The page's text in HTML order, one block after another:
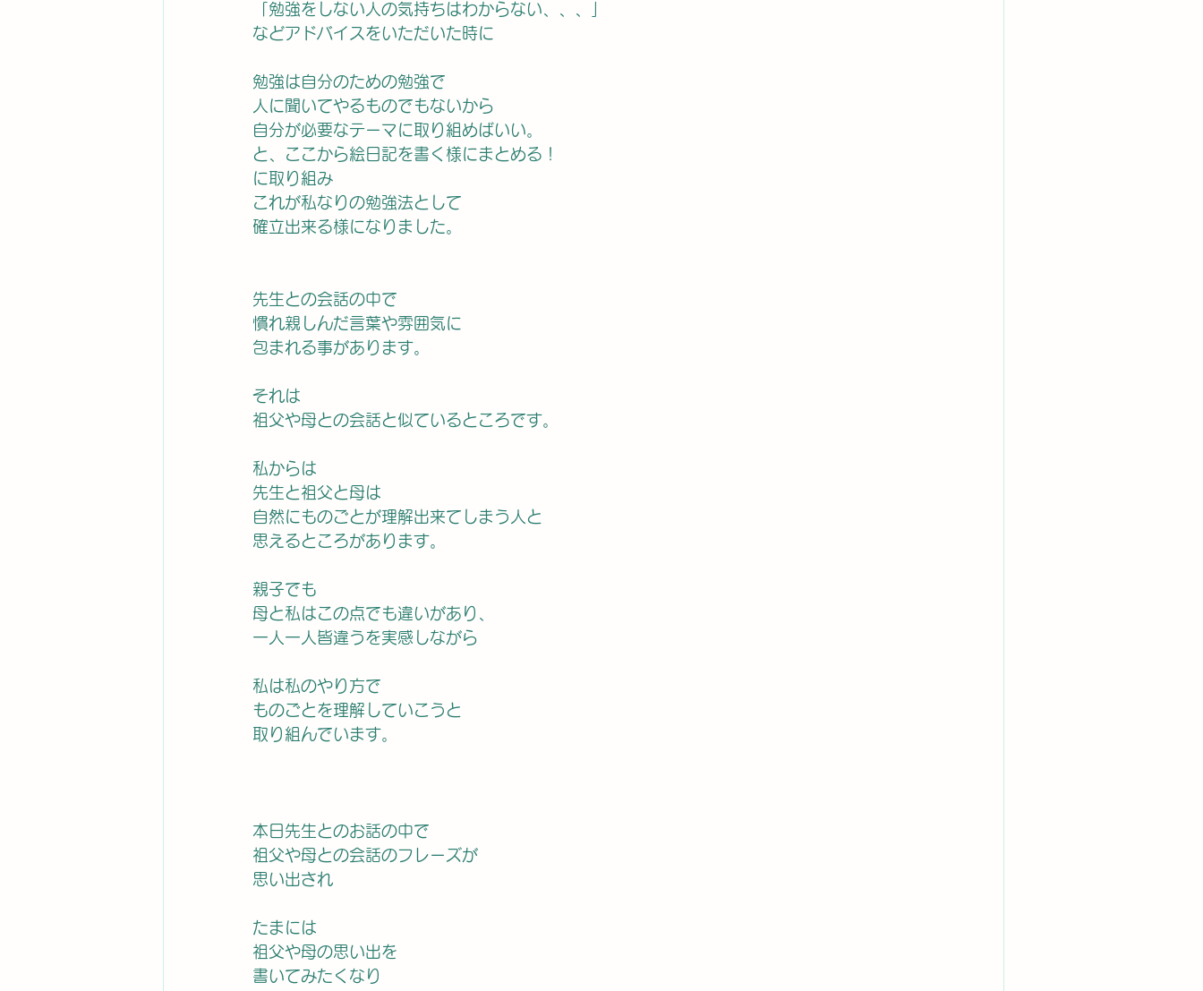
「勉強をしない人の気持ちはわからない、、、」
などアドバイスをいただいた時に
勉強は自分のための勉強で
人に聞いてやるものでもないから
自分が必要なテーマに取り組めばいい。
と、ここから絵日記を書く様にまとめる！
に取り組み
これが私なりの勉強法として
確立出来る様になりました。
先生との会話の中で
慣れ親しんだ言葉や雰囲気に
包まれる事があります。
それは
祖父や母との会話と似ているところです。
私からは
先生と祖父と母は
自然にものごとが理解出来てしまう人と
思えるところがあります。
親子でも
母と私はこの点でも違いがあり、
一人一人皆違うを実感しながら
私は私のやり方で
ものごとを理解していこうと
取り組んでいます。
本日先生とのお話の中で
祖父や母との会話のフレーズが
思い出され
たまには
祖父や母の思い出を
書いてみたくなり